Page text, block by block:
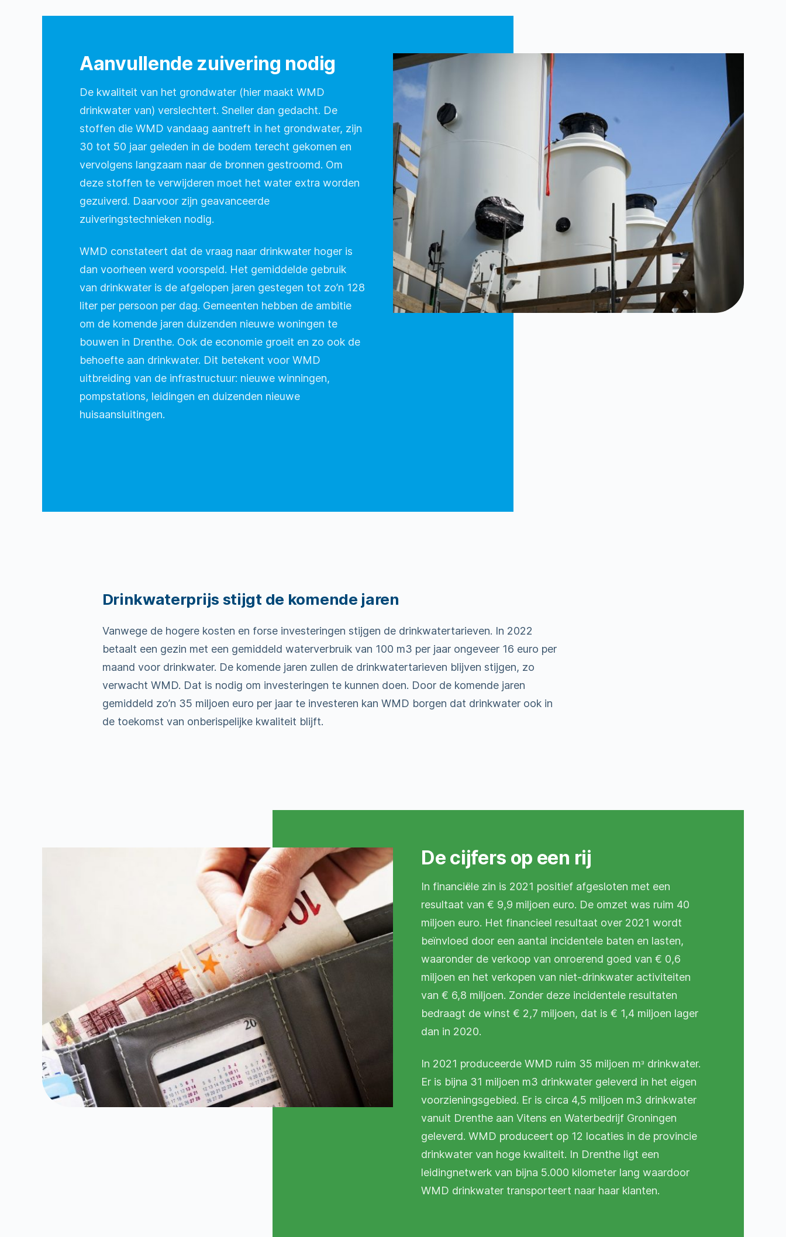
Aanvullende zuivering nodig
De kwaliteit van het grondwater (hier maakt WMD
drinkwater van) verslechtert. Sneller dan gedacht. De
stoffen die WMD vandaag aantreft in het grondwater, zijn
30 tot 50 jaar geleden in de bodem terecht gekomen en
vervolgens langzaam naar de bronnen gestroomd. Om
deze stoffen te verwijderen moet het water extra worden
gezuiverd. Daarvoor zijn geavanceerde
zuiveringstechnieken nodig.
WMD constateert dat de vraag naar drinkwater hoger is
dan voorheen werd voorspeld. Het gemiddelde gebruik
van drinkwater is de afgelopen jaren gestegen tot zo’n 128
liter per persoon per dag. Gemeenten hebben de ambitie
om de komende jaren duizenden nieuwe woningen te
bouwen in Drenthe. Ook de economie groeit en zo ook de
behoefte aan drinkwater. Dit betekent voor WMD
uitbreiding van de infrastructuur: nieuwe winningen,
pompstations, leidingen en duizenden nieuwe
huisaansluitingen.
Drinkwaterprijs stijgt de komende jaren
Vanwege de hogere kosten en forse investeringen stijgen de drinkwatertarieven. In 2022
betaalt een gezin met een gemiddeld waterverbruik van 100 m3 per jaar ongeveer 16 euro per
maand voor drinkwater. De komende jaren zullen de drinkwatertarieven blijven stijgen, zo
verwacht WMD. Dat is nodig om investeringen te kunnen doen. Door de komende jaren
gemiddeld zo’n 35 miljoen euro per jaar te investeren kan WMD borgen dat drinkwater ook in
de toekomst van onberispelijke kwaliteit blijft.
De cijfers op een rij
In financiële zin is 2021 positief afgesloten met een
resultaat van € 9,9 miljoen euro. De omzet was ruim 40
miljoen euro. Het financieel resultaat over 2021 wordt
beïnvloed door een aantal incidentele baten en lasten,
waaronder de verkoop van onroerend goed van € 0,6
miljoen en het verkopen van niet-drinkwater activiteiten
van € 6,8 miljoen. Zonder deze incidentele resultaten
bedraagt de winst € 2,7 miljoen, dat is € 1,4 miljoen lager
dan in 2020.
In 2021 produceerde WMD ruim 35 miljoen mᵌ drinkwater.
Er is bijna 31 miljoen m3 drinkwater geleverd in het eigen
voorzieningsgebied. Er is circa 4,5 miljoen m3 drinkwater
vanuit Drenthe aan Vitens en Waterbedrijf Groningen
geleverd. WMD produceert op 12 locaties in de provincie
drinkwater van hoge kwaliteit. In Drenthe ligt een
leidingnetwerk van bijna 5.000 kilometer lang waardoor
WMD drinkwater transporteert naar haar klanten.